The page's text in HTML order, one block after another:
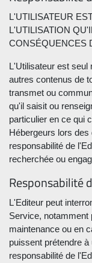
L'UTILISATEUR
L'UTILISATION
CONSÉQUENCES
L'Utilisateur est seul
autres contenus de
transmet ou
qu'il saisit ou
particulier en ce qui
Hébergeurs lors des
responsabilité de
recherchée ou
Responsabilité
L'Editeur peut
Service, notamment
maintenance ou en
puissent prétendre
responsabilité de